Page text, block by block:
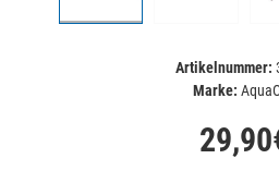
Artikelnummer:
Marke: